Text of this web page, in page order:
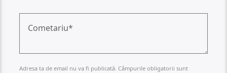
Adresa ta de email nu va fi publicată. Câmpurile obligatorii sunt